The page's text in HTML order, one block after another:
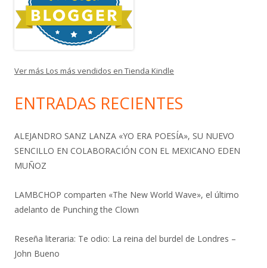
Ver más Los más vendidos en Tienda Kindle
ENTRADAS RECIENTES
ALEJANDRO SANZ LANZA «YO ERA POESÍA», SU NUEVO
SENCILLO EN COLABORACIÓN CON EL MEXICANO EDEN
MUÑOZ
LAMBCHOP comparten «The New World Wave», el último
adelanto de Punching the Clown
Reseña literaria: Te odio: La reina del burdel de Londres –
John Bueno